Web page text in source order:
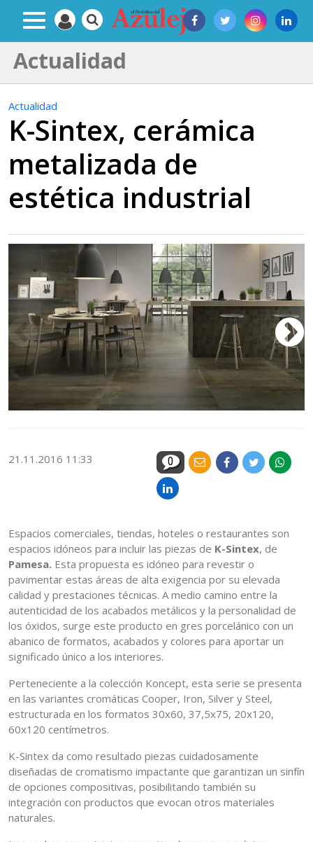
Actualidad
Actualidad
K-Sintex, cerámica
metalizada de
estética industrial
21.11.2016 11:33 0
Espacios comerciales, tiendas, hoteles o restaurantes son
espacios idóneos para incluir las piezas de K-Sintex, de
Pamesa. Esta propuesta es idóneo para revestir o
pavimentar estas áreas de alta exigencia por su elevada
calidad y prestaciones técnicas. A medio camino entre la
autenticidad de los acabados metálicos y la personalidad de
los óxidos, surge este producto en gres porcelánico con un
abanico de formatos, acabados y colores para aportar un
significado único a los interiores.
Perteneciente a la colección Koncept, esta serie se presenta
en las variantes cromáticas Cooper, Iron, Silver y Steel,
estructurada en los formatos 30x60, 37,5x75, 20x120,
60x120 centímetros.
K-Sintex da como resultado piezas cuidadosamente
diseñadas de cromatismo impactante que garantizan un sinfín
de opciones compositivas, posibilitando también su
integración con productos que evocan otros materiales
naturales.